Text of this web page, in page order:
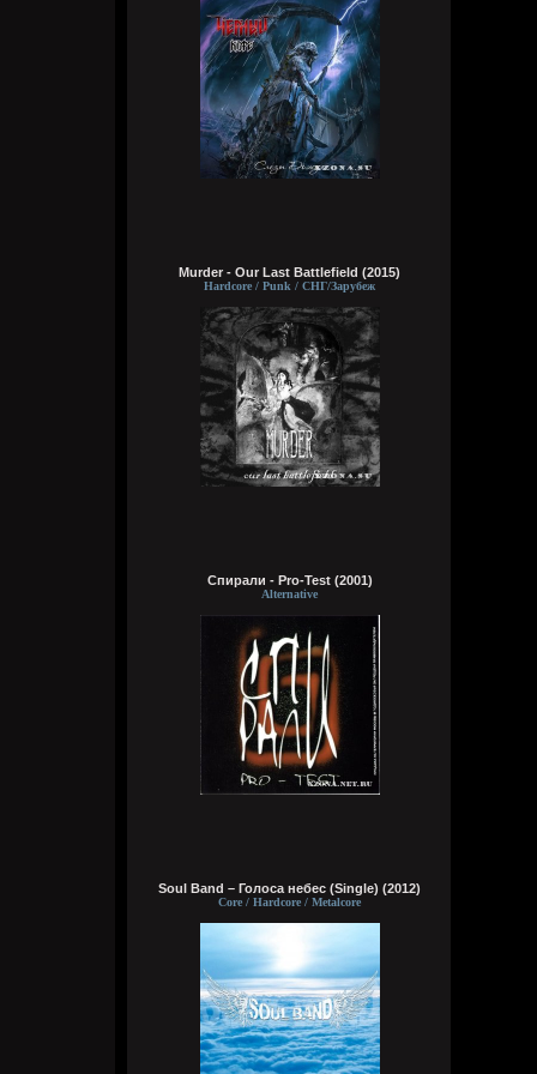
Wirtuozik
Сегодня в 16:04:18
Речь про данный момент. На данный
момент где я клянчу и кого? А тогда денег
было ноль, а пива хотелось, коль кидали,
я и брал...) надо было мне не кидать и
все, я бы и не просил тогда более
Кукуня,
А ты что, на жопу бы дрочил что ли? Все
ясно, пидор. Я же просто чтобы ты
посмотрел на мои какахи на волосах.
Ради тебя ведь стараюсь
Wirtuozik
Сегодня в 16:00:17
Brenton Trollant,
Заманчивое предложение, но в меня
нынче не стоит и тем более на Сталина,
Сегодня в 15:57:00
Brenton Trollant,
Он мне за сотку свою жопу скинуть
предлагал, та ещё шлюха
Кукуня
Сегодня в 15:55:34
Это блять отрицалово опять, как со
спермой, которую пробовал, причем
чтоя прав.
Brenton Trollant
Сегодня в 15:53:43
Wirtuozik,
если на видео подрочишь и кончишь на
Murder - Our Last Battlefield (2015)
Hardcore / Punk / СНГ/Зарубеж
Спирали - Pro-Test (2001)
Alternative
Soul Band – Голоса небес (Single) (2012)
Core / Hardcore / Metalcore